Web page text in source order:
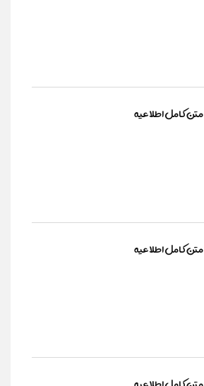
متن کامل اطلاعیه
متن کامل اطلاعیه